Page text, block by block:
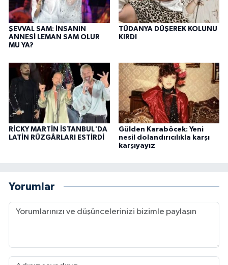
ŞEVVAL SAM: İNSANIN
ANNESİ LEMAN SAM OLUR
MU YA?
TÜDANYA DÜŞEREK KOLUNU
KIRDI
RİCKY MARTİN İSTANBUL'DA
LATİN RÜZGÂRLARI ESTİRDİ
Gülden Karaböcek: Yeni
nesil dolandırıcılıkla karşı
karşıyayız
Yorumlar